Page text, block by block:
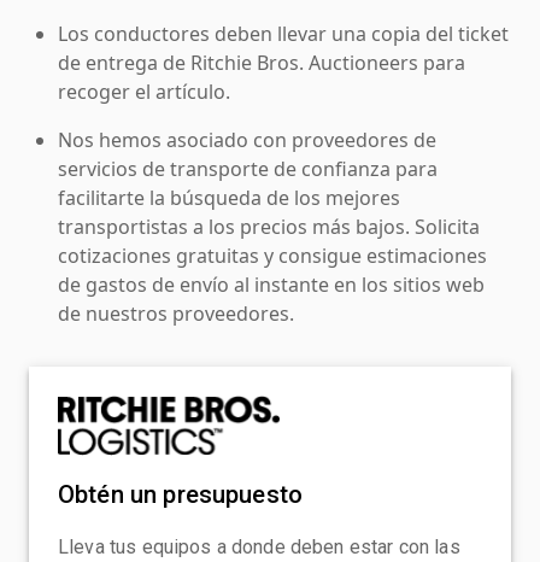
Los conductores deben llevar una copia del ticket
de entrega de Ritchie Bros. Auctioneers para
recoger el artículo.
Nos hemos asociado con proveedores de
servicios de transporte de confianza para
facilitarte la búsqueda de los mejores
transportistas a los precios más bajos. Solicita
cotizaciones gratuitas y consigue estimaciones
de gastos de envío al instante en los sitios web
de nuestros proveedores.
Obtén un presupuesto
Lleva tus equipos a donde deben estar con las